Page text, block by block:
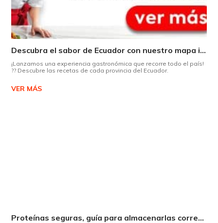
Descubra el sabor de Ecuador con nuestro mapa interactivo de recetas
¡Lanzamos una experiencia gastronómica que recorre todo el país!
?? Descubre las recetas de cada provincia del Ecuador.
VER MÁS
Proteínas seguras, guía para almacenarlas correctamente Copiar